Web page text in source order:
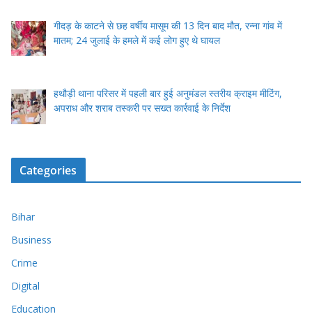
गीदड़ के काटने से छह वर्षीय मासूम की 13 दिन बाद मौत, रन्ना गांव में
मातम; 24 जुलाई के हमले में कई लोग हुए थे घायल
हथौड़ी थाना परिसर में पहली बार हुई अनुमंडल स्तरीय क्राइम मीटिंग,
अपराध और शराब तस्करी पर सख्त कार्रवाई के निर्देश
Categories
Bihar
Business
Crime
Digital
Education